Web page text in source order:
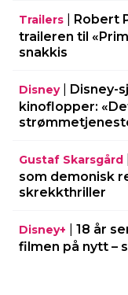
Trailers
Robert
traileren til
snakkis
Disney|
Disney-
kinoflopper:
Gustaf Skarsgård
som demonisk
skrekkthriller
Disney+
18 år
filmen på nytt –